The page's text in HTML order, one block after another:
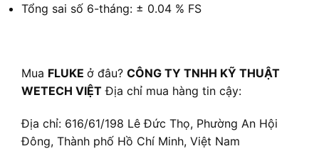
Tổng sai số 6-tháng: ± 0.04 % FS
Mua FLUKE ở đâu? CÔNG TY TNHH KỸ THUẬT
WETECH VIỆT Địa chỉ mua hàng tin cậy:
Địa chỉ: 616/61/198 Lê Đức Thọ, Phường An Hội
Đông, Thành phố Hồ Chí Minh, Việt Nam